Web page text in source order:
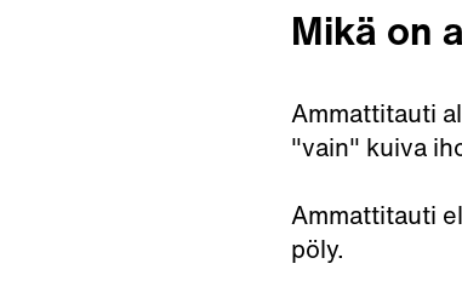
Mikä on
Ammattitauti
"vain" kuiva
Ammattitauti
pöly.